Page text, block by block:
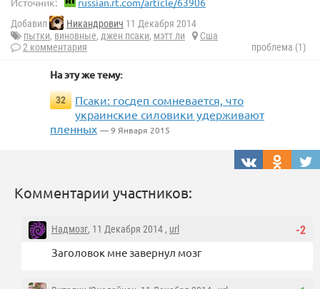
Добавил Никандрович 11 Декабря 2014
пытки, виновные, джен псаки, мэтт ли
Сша
2 комментария
проблема (1)
На эту же тему:
32
Псаки: госдеп сомневается, что
украинские силовики удерживают
пленных — 9 Января 2015
Комментарии участников:
-2
Надмозг, 11 Декабря 2014 , url
Заголовок мне завернул мозг